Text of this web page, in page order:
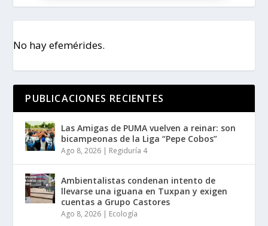
No hay efemérides.
PUBLICACIONES RECIENTES
Las Amigas de PUMA vuelven a reinar: son
bicampeonas de la Liga “Pepe Cobos”
Ago 8, 2026 | Regiduría 4
Ambientalistas condenan intento de
llevarse una iguana en Tuxpan y exigen
cuentas a Grupo Castores
Ago 8, 2026 | Ecología